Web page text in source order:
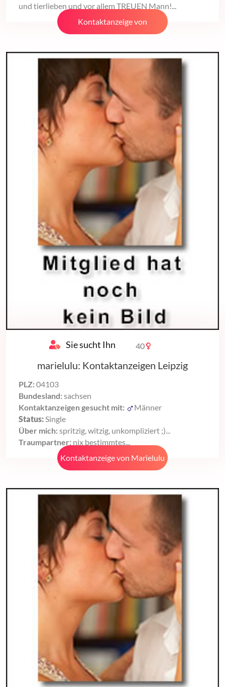
und tierlieben und vor allem TREUEN Mann!...
Kontaktanzeige von
Sie sucht Ihn 40
marielulu: Kontaktanzeigen Leipzig
PLZ: 04103
Bundesland: sachsen
Kontaktanzeigen gesucht mit:
Männer
Status: Single
Über mich: spritzig, witzig, unkompliziert ;)...
Traumpartner: nix bestimmtes...
Kontaktanzeige von Marielulu